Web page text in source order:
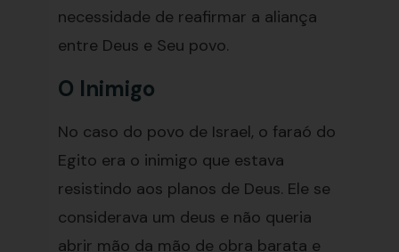
necessidade de reafirmar a aliança
entre Deus e Seu povo.
O Inimigo
No caso do povo de Israel, o faraó do
Egito era o inimigo que estava
resistindo aos planos de Deus. Ele se
considerava um deus e não queria
abrir mão da mão de obra barata e